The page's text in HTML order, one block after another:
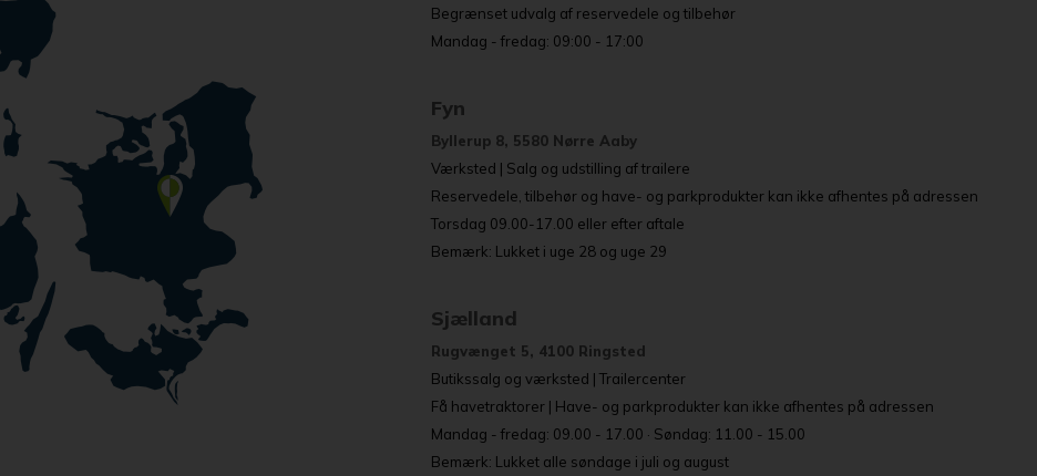
Begrænset udvalg af reservedele og tilbehør
Mandag - fredag: 09:00 - 17:00
Fyn
Byllerup 8, 5580 Nørre Aaby
Værksted | Salg og udstilling af trailere
Reservedele, tilbehør og have- og parkprodukter kan ikke afhentes på adressen
Torsdag 09.00-17.00 eller efter aftale
Bemærk: Lukket i uge 28 og uge 29
Sjælland
Rugvænget 5, 4100 Ringsted
Butikssalg og værksted | Trailercenter
Få havetraktorer | Have- og parkprodukter kan ikke afhentes på adressen
Mandag - fredag: 09.00 - 17.00 · Søndag: 11.00 - 15.00
Bemærk: Lukket alle søndage i juli og august